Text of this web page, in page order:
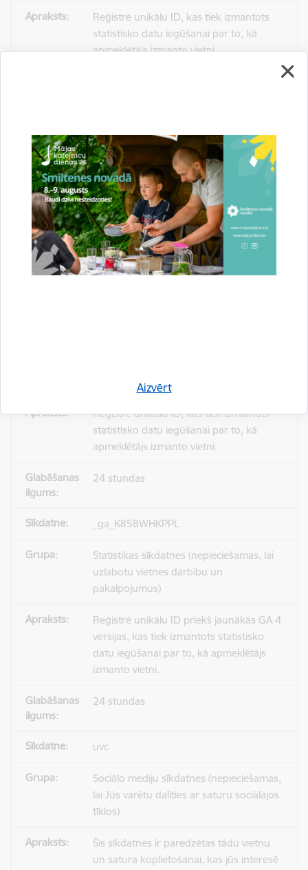
Aizvērt
Reģistrē unikālu ID, kas tiek izmantots
statistisko datu iegūšanai par to, kā
apmeklētājs izmanto vietni.
Statistikas sīkdatnes (nepieciešamas, lai
uzlabotu vietnes darbību un
pakalpojumus)
Izmanto Google Analytics, lai samazinātu
pieprasījuma līmeni.
1 minūte
pakalpojumus)
Reģistrē unikālu ID, kas tiek izmantots
statistisko datu iegūšanai par to, kā
apmeklētājs izmanto vietni.
24 stundas
_ga_K858WHKPPL
Statistikas sīkdatnes (nepieciešamas, lai
uzlabotu vietnes darbību un
pakalpojumus)
Reģistrē unikālu ID priekš jaunākās GA 4
versijas, kas tiek izmantots statistisko
datu iegūšanai par to, kā apmeklētājs
izmanto vietni.
24 stundas
uvc
Sociālo mediju sīkdatnes (nepieciešamas,
lai Jūs varētu dalīties ar saturu sociālajos
tīklos)
Šīs sīkdatnes ir paredzētas tādu vietņu
un satura koplietošanai, kas jūs interesē